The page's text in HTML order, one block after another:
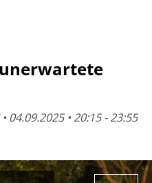
04.09.2025 • 20:15 - 23:55